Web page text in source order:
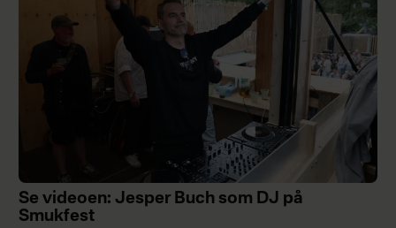
Se videoen: Jesper Buch som DJ på
Smukfest